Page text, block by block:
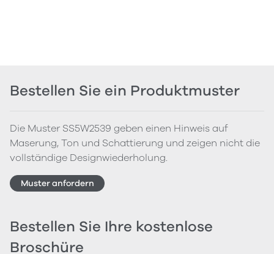
Bestellen Sie ein Produktmuster
Die Muster SS5W2539 geben einen Hinweis auf
Maserung, Ton und Schattierung und zeigen nicht die
vollständige Designwiederholung.
Muster anfordern
Bestellen Sie Ihre kostenlose
Broschüre